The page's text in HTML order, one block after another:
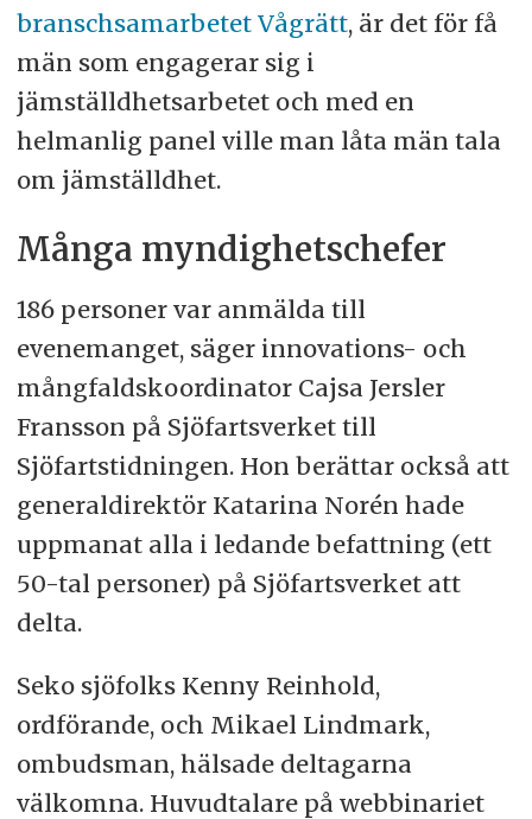
branschsamarbetet Vågrätt, är det för få
män som engagerar sig i
jämställdhetsarbetet och med en
helmanlig panel ville man låta män tala
om jämställdhet.
Många myndighetschefer
186 personer var anmälda till
evenemanget, säger innovations- och
mångfaldskoordinator Cajsa Jersler
Fransson på Sjöfartsverket till
Sjöfartstidningen. Hon berättar också att
generaldirektör Katarina Norén hade
uppmanat alla i ledande befattning (ett
50-tal personer) på Sjöfartsverket att
delta.
Seko sjöfolks Kenny Reinhold,
ordförande, och Mikael Lindmark,
ombudsman, hälsade deltagarna
välkomna. Huvudtalare på webbinariet